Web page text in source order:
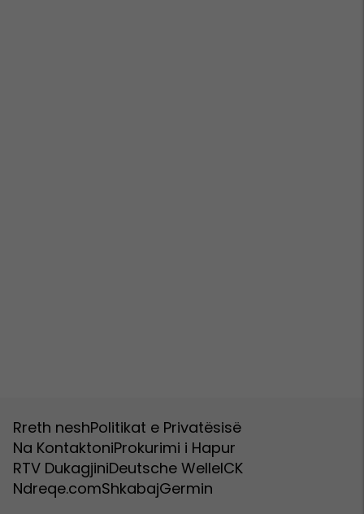
Rreth neshPolitikat e Privatësisë
Na KontaktoniProkurimi i Hapur
RTV DukagjiniDeutsche WelleICK
Ndreqe.comShkabajGermin